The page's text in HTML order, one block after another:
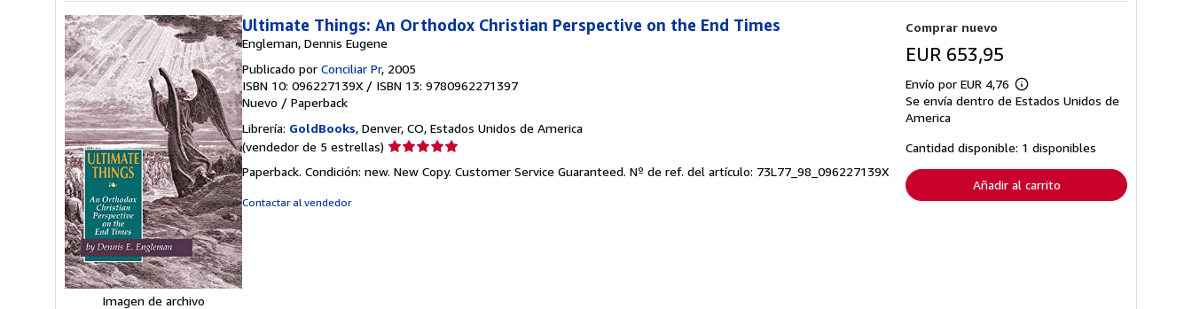
Imagen de archivo
Ultimate Things: An Orthodox Christian Perspective on the End Times
Engleman, Dennis Eugene
Publicado por Conciliar Pr, 2005
ISBN 10: 096227139X / ISBN 13: 9780962271397
Nuevo / Paperback
Librería: GoldBooks, Denver, CO, Estados Unidos de America
(vendedor de 5 estrellas) Calificación
vendedor:
Paperback. Condición: new. New Copy. Customer Service Guaranteed. Nº de ref. del artículo: 73L77_98_096227139X
Contactar al vendedor
Comprar nuevo
EUR 653,95
Envío por EUR 4,76
Más
información
tarifas
de
envío
Se envía dentro de Estados Unidos de
America
Cantidad disponible: 1 disponibles
Añadir al carrito